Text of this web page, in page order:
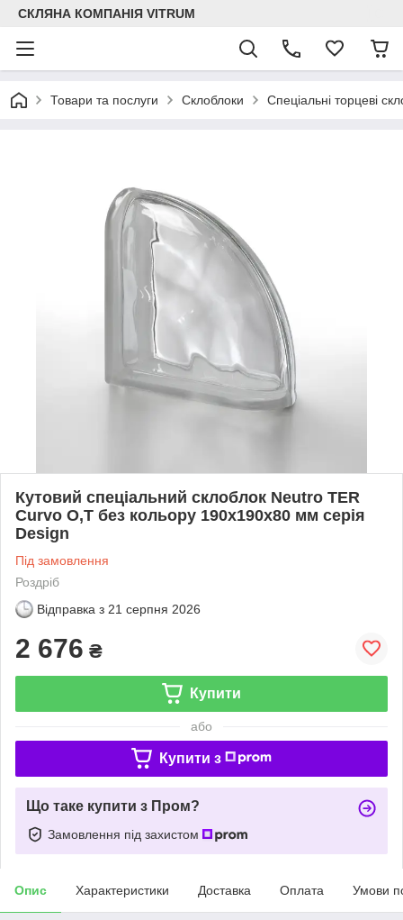
СКЛЯНА КОМПАНІЯ VITRUM
Товари та послуги Склоблоки Спеціальні торцеві
Кутовий спеціальний склоблок Neutro TER
Curvo O,Т без кольору 190х190х80 мм серія
Design
Під замовлення
Роздріб
Відправка з 21 серпня 2026
2 676 ₴
Купити
або
Купити з
Що таке купити з Пром?
Замовлення під захистом
Опис Характеристики Доставка Оплата Умови